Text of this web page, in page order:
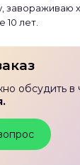
завораживаю
лет.
обсудить в